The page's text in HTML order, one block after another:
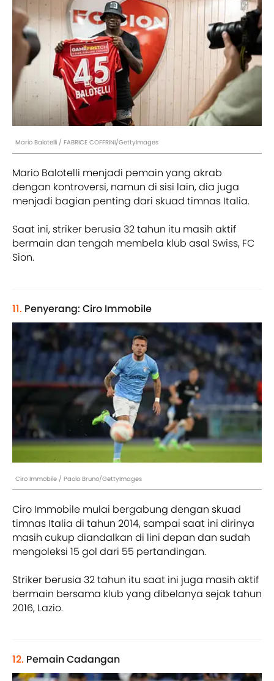
Mario Balotelli / FABRICE COFFRINI/GettyImages
Mario Balotelli menjadi pemain yang akrab
dengan kontroversi, namun di sisi lain, dia juga
menjadi bagian penting dari skuad timnas Italia.
Saat ini, striker berusia 32 tahun itu masih aktif
bermain dan tengah membela klub asal Swiss, FC
Sion.
11. Penyerang: Ciro Immobile
Ciro Immobile / Paolo Bruno/GettyImages
Ciro Immobile mulai bergabung dengan skuad
timnas Italia di tahun 2014, sampai saat ini dirinya
masih cukup diandalkan di lini depan dan sudah
mengoleksi 15 gol dari 55 pertandingan.
Striker berusia 32 tahun itu saat ini juga masih aktif
bermain bersama klub yang dibelanya sejak tahun
2016, Lazio.
12. Pemain Cadangan